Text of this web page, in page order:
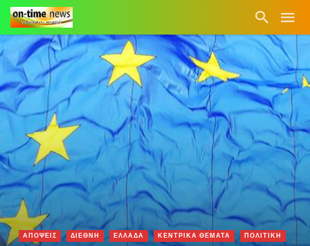
ΑΠΟΨΕΙΣ ΔΙΕΘΝΗ ΕΛΛΑΔΑ ΚΕΝΤΡΙΚΑ ΘΕΜΑΤΑ ΠΟΛΙΤΙΚΗ